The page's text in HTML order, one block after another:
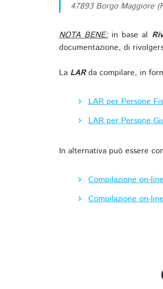
47893 Borgo Maggiore
NOTA BENE: in base al
documentazione, di
La LARda compilare, in
LAR per Persone
LAR per Persone
In alternativa può essere
Compilazione on-
Compilazione on-